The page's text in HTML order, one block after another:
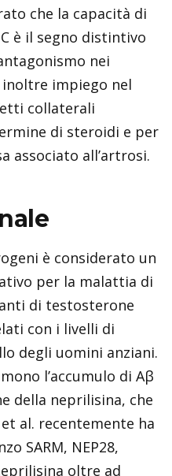
che la capacità di
è il segno distintivo
nei
impiego nel
collaterali
di steroidi e per
associato all’artrosi.
è considerato un
per la malattia di
di testosterone
con i livelli di
degli uomini anziani.
l’accumulo di Aβ
della neprilisina, che
al. recentemente ha
SARM, NEP28,
oltre ad